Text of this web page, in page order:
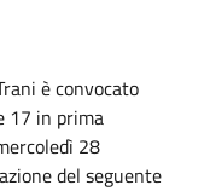
è convocato
17 in prima
28
del seguente